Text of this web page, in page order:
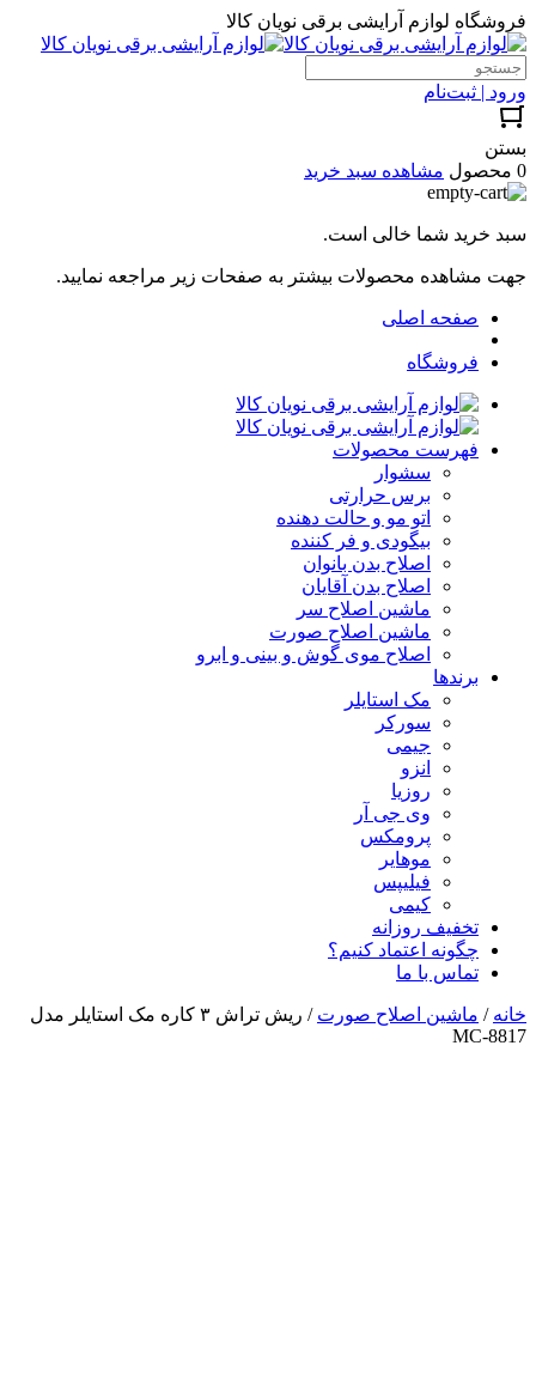
فروشگاه لوازم آرایشی برقی نویان کالا
ورود | ثبت‌نام
بستن
0 محصول
مشاهده سبد خرید
سبد خرید شما خالی است.
جهت مشاهده محصولات بیشتر به صفحات زیر مراجعه نمایید.
صفحه اصلی
فروشگاه
فهرست محصولات
سشوار
برس حرارتی
اتو مو و حالت دهنده
بیگودی و فر کننده
اصلاح بدن بانوان
اصلاح بدن آقایان
ماشین اصلاح سر
ماشین اصلاح صورت
اصلاح موی گوش و بینی و ابرو
برندها
مک استایلر
سورکر
جیمی
انزو
روزیا
وی جی آر
پرومکس
موهایر
فیلیپس
کیمی
تخفیف روزانه
چگونه اعتماد کنیم؟
تماس با ما
خانه / ماشین اصلاح صورت
/ ریش تراش ۳ کاره مک استایلر مدل
MC-8817